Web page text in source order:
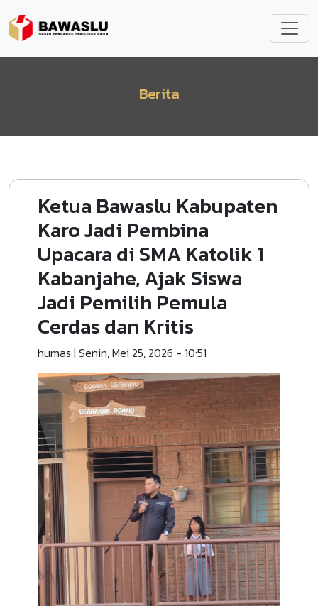
Berita
Ketua Bawaslu Kabupaten
Karo Jadi Pembina
Upacara di SMA Katolik 1
Kabanjahe, Ajak Siswa
Jadi Pemilih Pemula
Cerdas dan Kritis
humas | Senin, Mei 25, 2026 - 10:51